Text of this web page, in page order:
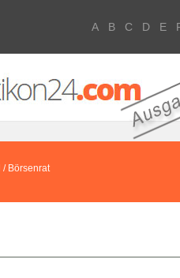
A B C D E
/ Börsenrat